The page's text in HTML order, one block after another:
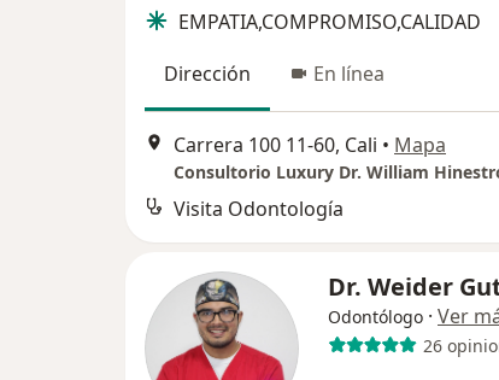
EMPATIA,COMPROMISO,CALIDAD
Dirección
En línea
Carrera 100 11-60, Cali • Mapa
Consultorio Luxury Dr. William
Visita Odontología
Dr. Weider
Odontólogo · Ver
26